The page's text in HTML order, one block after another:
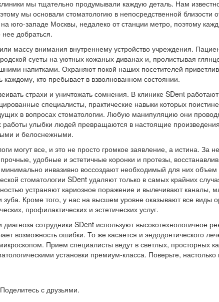
мы тщательно продумывали каждую деталь. Нам
мы основали стоматологию в непосредственной близости
на юго-западе Москвы, недалеко от станции метро, поэтому
добраться.
массу внимания внутреннему устройство учреждения.
суеты на уютных кожаных диванах и, пролистывая
напитками. Охраняют покой наших посетителей
каждому, кто пребывает в взволнованном состоянии.
страхи и уничтожать сомнения. В клинике SDent
специалисты, практические навыки которых
в вопросах стоматологии. Любую манипуляцию они
работы улыбки людей превращаются в настоящие
и белоснежными.
могут все, и это не просто громкое заявление, а истина. За
прочные, удобные и эстетичные коронки и протезы,
инвазивно воссоздают необходимый для них
стоматологии SDent удаляют только в самых крайних
устраняют кариозное поражение и вылечивают каналы,
зуба. Кроме того, у нас на высшем уровне оказывают все виды
профилактических и эстетических услуг.
диагноза сотрудники SDent используют высокотехнологичное
возможность ошибки. То же касается и эндодонтического
Прием специалисты ведут в светлых, просторных
установки премиум-класса. Поверьте,
с друзьями.